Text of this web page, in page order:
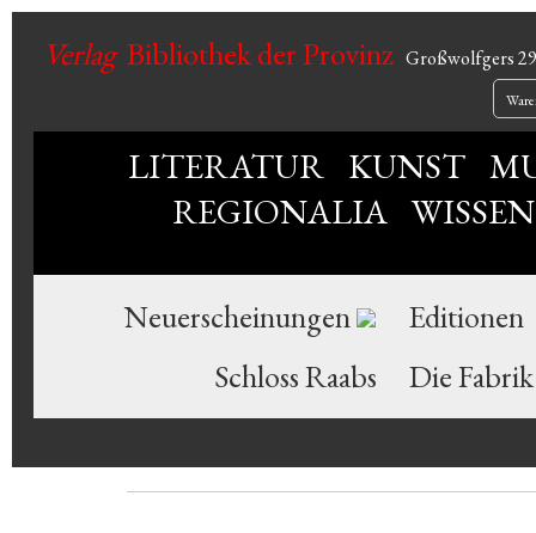
VerlagBibliothek der Provinz Großwolfgers 29
LITERATUR KUNST
REGIONALIA
Neuerscheinungen
Editionen
Schloss Raabs
Die Fabrik